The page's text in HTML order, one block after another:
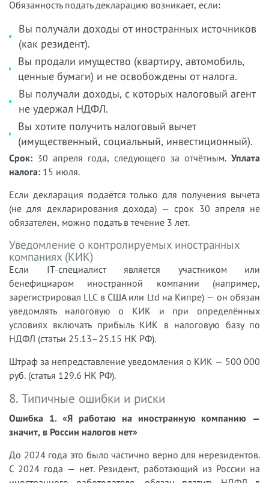
Обязанность подать декларацию возникает, если:
Вы получали доходы от иностранных источников
(как резидент).
Вы продали имущество (квартиру, автомобиль,
ценные бумаги) и не освобождены от налога.
Вы получали доходы, с которых налоговый агент
не удержал НДФЛ.
Вы хотите получить налоговый вычет
(имущественный, социальный, инвестиционный).
Срок: 30 апреля года, следующего за отчётным. Уплата
налога: 15 июля.
Если декларация подаётся только для получения вычета
(не для декларирования дохода) — срок 30 апреля не
обязателен, можно подать в течение 3 лет.
Уведомление о контролируемых иностранных
компаниях (КИК)
Если IT-специалист является участником или
бенефициаром иностранной компании (например,
зарегистрировал LLC в США или Ltd на Кипре) — он обязан
уведомлять налоговую о КИК и при определённых
условиях включать прибыль КИК в налоговую базу по
НДФЛ (статьи 25.13–25.15 НК РФ).
Штраф за непредставление уведомления о КИК — 500 000
руб. (статья 129.6 НК РФ).
8. Типичные ошибки и риски
Ошибка 1. «Я работаю на иностранную компанию —
значит, в России налогов нет»
До 2024 года это было частично верно для нерезидентов.
С 2024 года — нет. Резидент, работающий из России на